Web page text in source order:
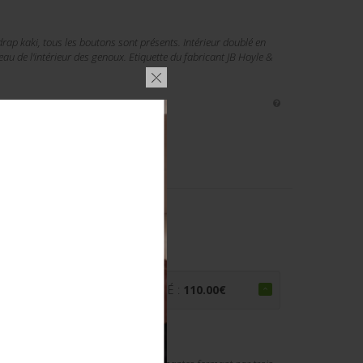
kaki, tous les boutons sont présents. Intérieur doublé en
de l'intérieur des genoux. Etiquette du fabricant JB Hoyle &
RIDER.
PRIX ADJUGÉ : 110.00€